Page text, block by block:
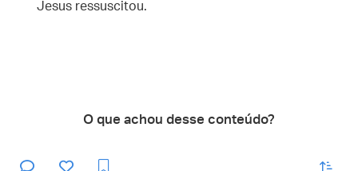
Jesus ressuscitou.
O que achou desse conteúdo?
enviar